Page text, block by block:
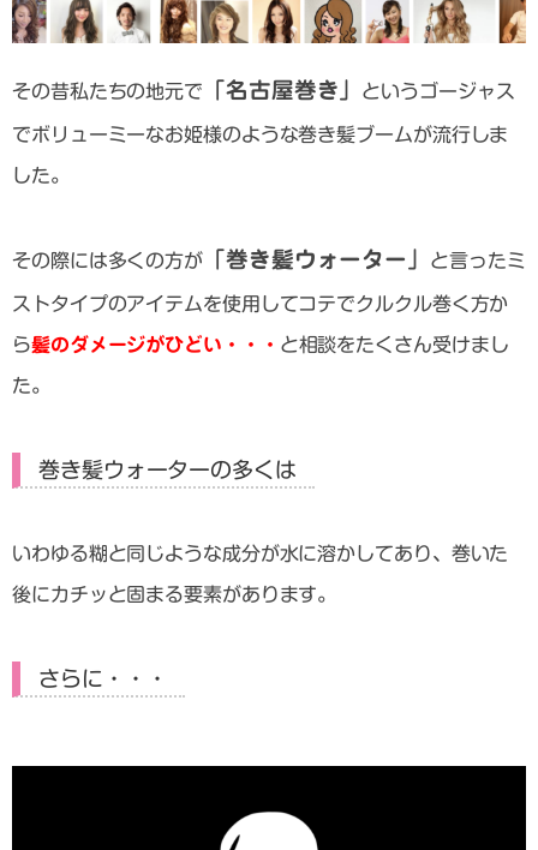
その昔私たちの地元で 「名古屋巻き」 というゴージャス
でボリューミーなお姫様のような巻き髪ブームが流行しま
した。
その際には多くの方が 「巻き髪ウォーター」 と言ったミ
ストタイプのアイテムを使用してコテでクルクル巻く方か
ら髪のダメージがひどい・・・ と相談をたくさん受けまし
た。
巻き髪ウォーターの多くは
いわゆる糊と同じような成分が水に溶かしてあり、巻いた
後にカチッと固まる要素があります。
さらに・・・